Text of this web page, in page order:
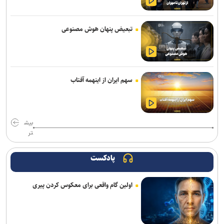
قدردانی از حضور حماسی ملت مبعوث شده در راهپیمایی اربعین
حاج‌علی‌اکبری: تحرکات سازمان‌یافته‌ای برای ترویج برهنگی انجام می‌شود
ترامپ با تهدید افشاگران، بحران مهمات آمریکا را انکار کرد
رسانه عبری: از آغاز جنگ غزه دست‌کم ۹ هزار نظامی صهیونیست زخمی
شده‌اند
جلسات صحن علنی مجلس هفته آینده برگزار می‌شود
هلاکت اعضای یک تیم تروریستی در سیستان‌وبلوچستان
شدند
گاردین: ترامپ هیچ ایده‌ای برای پایان دادن به جنگ شکست‌خورده علیه
ایران ندارد
تبعیض پنهان هوش مصنوعی
سهم ایران از اینهمه آفتاب
بیش
تر
پادکست
اولین گام واقعی برای معکوس کردن پیری